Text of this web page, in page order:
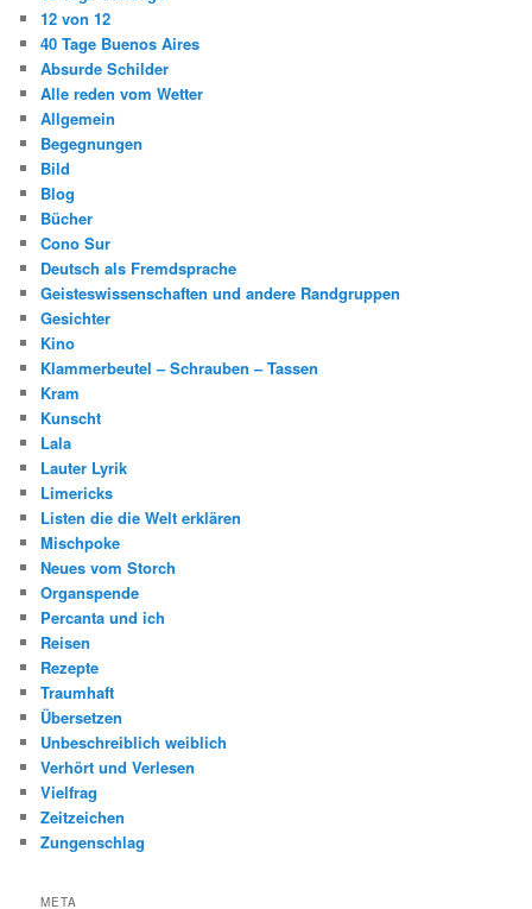
12 von 12
40 Tage Buenos Aires
Absurde Schilder
Alle reden vom Wetter
Allgemein
Begegnungen
Bild
Blog
Bücher
Cono Sur
Deutsch als Fremdsprache
Geisteswissenschaften und andere Randgruppen
Gesichter
Kino
Klammerbeutel – Schrauben – Tassen
Kram
Kunscht
Lala
Lauter Lyrik
Limericks
Listen die die Welt erklären
Mischpoke
Neues vom Storch
Organspende
Percanta und ich
Reisen
Rezepte
Traumhaft
Übersetzen
Unbeschreiblich weiblich
Verhört und Verlesen
Vielfrag
Zeitzeichen
Zungenschlag
META